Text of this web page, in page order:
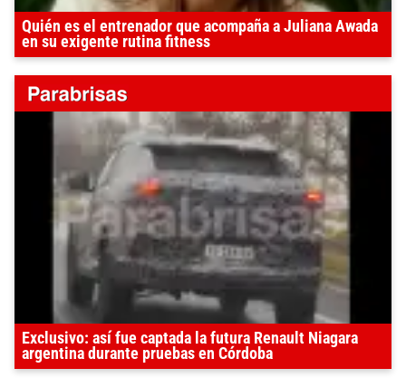
Quién es el entrenador que acompaña a Juliana Awada
en su exigente rutina fitness
Exclusivo: así fue captada la futura Renault Niagara
argentina durante pruebas en Córdoba